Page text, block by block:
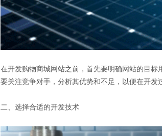
在开发购物商城网站之前，首先要明确网站的目
要关注竞争对手，分析其优势和不足，以便在开发
二、选择合适的开发技术